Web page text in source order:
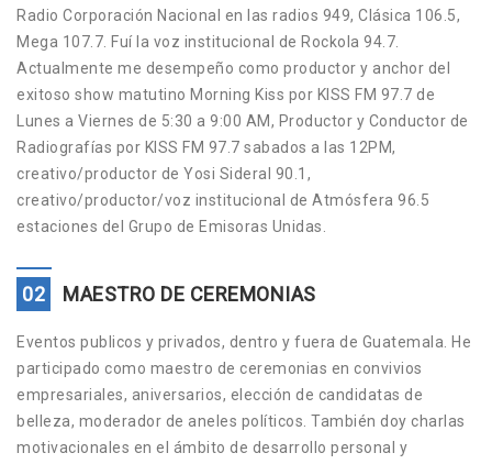
Radio Corporación Nacional en las radios 949, Clásica 106.5,
Mega 107.7. Fuí la voz institucional de Rockola 94.7.
Actualmente me desempeño como productor y anchor del
exitoso show matutino Morning Kiss por KISS FM 97.7 de
Lunes a Viernes de 5:30 a 9:00 AM, Productor y Conductor de
Radiografías por KISS FM 97.7 sabados a las 12PM,
creativo/productor de Yosi Sideral 90.1,
creativo/productor/voz institucional de Atmósfera 96.5
estaciones del Grupo de Emisoras Unidas.
02 MAESTRO DE CEREMONIAS
Eventos publicos y privados, dentro y fuera de Guatemala. He
participado como maestro de ceremonias en convivios
empresariales, aniversarios, elección de candidatas de
belleza, moderador de aneles políticos. También doy charlas
motivacionales en el ámbito de desarrollo personal y